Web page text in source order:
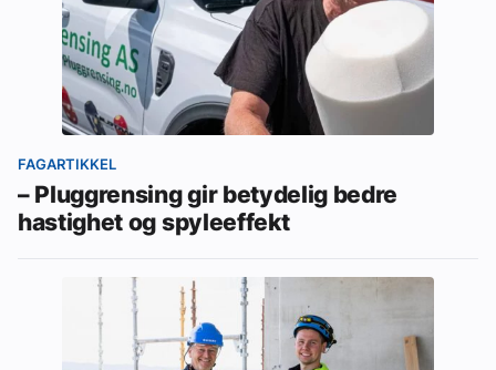
FAGARTIKKEL
– Pluggrensing gir betydelig bedre
hastighet og spyleeffekt